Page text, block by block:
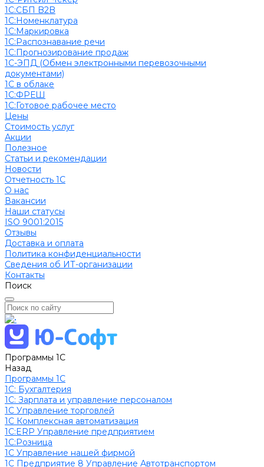
1С:СБП B2B
1С:Номенклатура
1С:Маркировка
1С:Распознавание речи
1С:Прогнозирование продаж
1С-ЭПД (Обмен электронными перевозочными
документами)
1С в облаке
1С:ФРЕШ
1C:Готовое рабочее место
Цены
Стоимость услуг
Акции
Полезное
Cтатьи и рекомендации
Новости
Отчетность 1С
О нас
Вакансии
Наши статусы
ISO 9001:2015
Отзывы
Доставка и оплата
Политика конфиденциальности
Сведения об ИТ-организации
Контакты
Поиск
Программы 1С
Назад
Программы 1С
1C: Бухгалтерия
1С: Зарплата и управление персоналом
1С Управление торговлей
1С Комплексная автоматизация
1С:ERP Управление предприятием
1С:Розница
1С Управление нашей фирмой
1С Предприятие 8 Управление Автотранспортом